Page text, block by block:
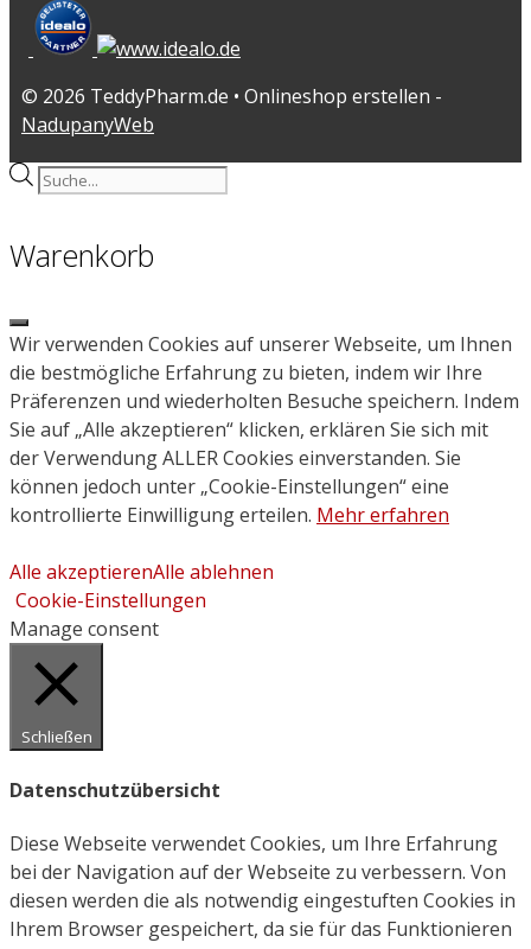
© 2026 TeddyPharm.de • Onlineshop erstellen -
NadupanyWeb
Products
Warenkorb
Close
Wir verwenden Cookies auf unserer Webseite, um Ihnen
die bestmögliche Erfahrung zu bieten, indem wir Ihre
Präferenzen und wiederholten Besuche speichern. Indem
Sie auf „Alle akzeptieren“ klicken, erklären Sie sich mit
der Verwendung ALLER Cookies einverstanden. Sie
können jedoch unter „Cookie-Einstellungen“ eine
kontrollierte Einwilligung erteilen. Mehr erfahren
Alle akzeptierenAlle ablehnen
Cookie-Einstellungen
Manage consent
Schließen
Datenschutzübersicht
Diese Webseite verwendet Cookies, um Ihre Erfahrung
bei der Navigation auf der Webseite zu verbessern. Von
diesen werden die als notwendig eingestuften Cookies in
Ihrem Browser gespeichert, da sie für das Funktionieren